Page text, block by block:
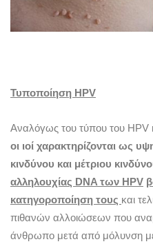
Τυποποίηση HPV
Αναλόγως του τύπου του
οι ιοί χαρακτηρίζονται ως
κινδύνου και μέτριου
αλληλουχίας DNA των HPV
κατηγοροποίηση τους και
πιθανών αλλοιώσεων που
άνθρωπο μετά από μόλυνση